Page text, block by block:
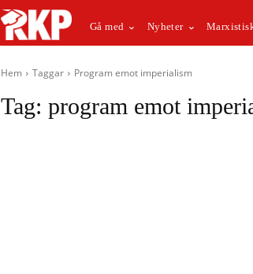
Gå med Nyheter
Hem Taggar Program emot imperialism
Tag: program emot